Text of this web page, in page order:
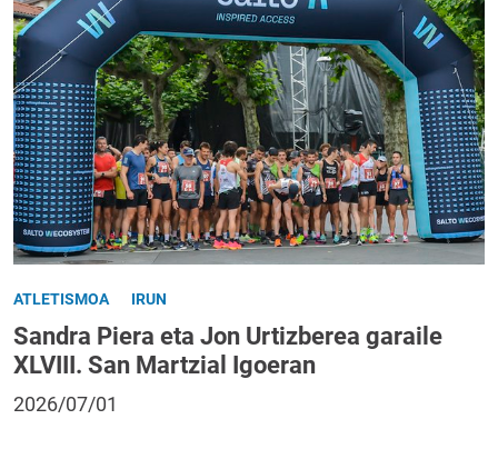
ATLETISMOA IRUN
Sandra Piera eta Jon Urtizberea garaile
XLVIII. San Martzial Igoeran
2026/07/01